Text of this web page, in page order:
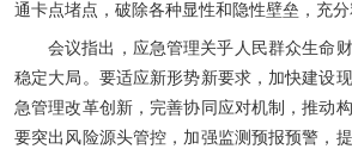
通卡点堵点，破除各种显性和隐性壁垒，充分
会议指出，应急管理关乎人民群众生命
稳定大局。要适应新形势新要求，加快建设
急管理改革创新，完善协同应对机制，推动
要突出风险源头管控，加强监测预报预警，